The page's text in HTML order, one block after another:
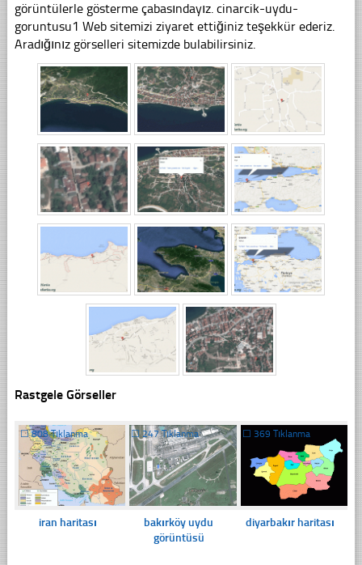
görüntülerle gösterme çabasındayız. cinarcik-uydu-
goruntusu1 Web sitemizi ziyaret ettiğiniz teşekkür ederiz.
Aradığınız görselleri sitemizde bulabilirsiniz.
Rastgele Görseller
☐808 Tıklanma
iran haritası
☐247 Tıklanma
bakırköy uydu
görüntüsü
☐ 369 Tıklanma
diyarbakır haritası